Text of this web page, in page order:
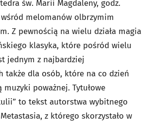
św. Marii Magdaleny, godz.
wśród melomanów olbrzymim
Z pewnością na wielu działa magia
klasyka, które pośród wielu
jednym z najbardziej
także dla osób, które na co dzień
muzyki poważnej. Tytułowe
to tekst autorstwa wybitnego
z którego skorzystało w